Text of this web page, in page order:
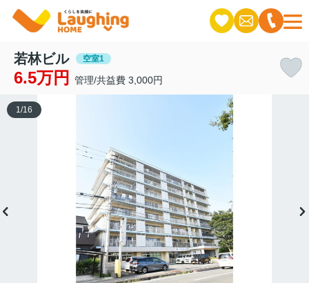
若林ビル 空室1
6.5万円 管理/共益費 3,000円
1 /16